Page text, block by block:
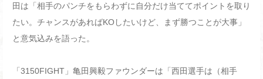
田は「相手のパンチをもらわずに自分だけ当ててポイントを取り
たい。チャンスがあればKOしたいけど、まず勝つことが大事」
と意気込みを語った。
「3150FIGHT」亀田興毅ファウンダーは「西田選手は（相手